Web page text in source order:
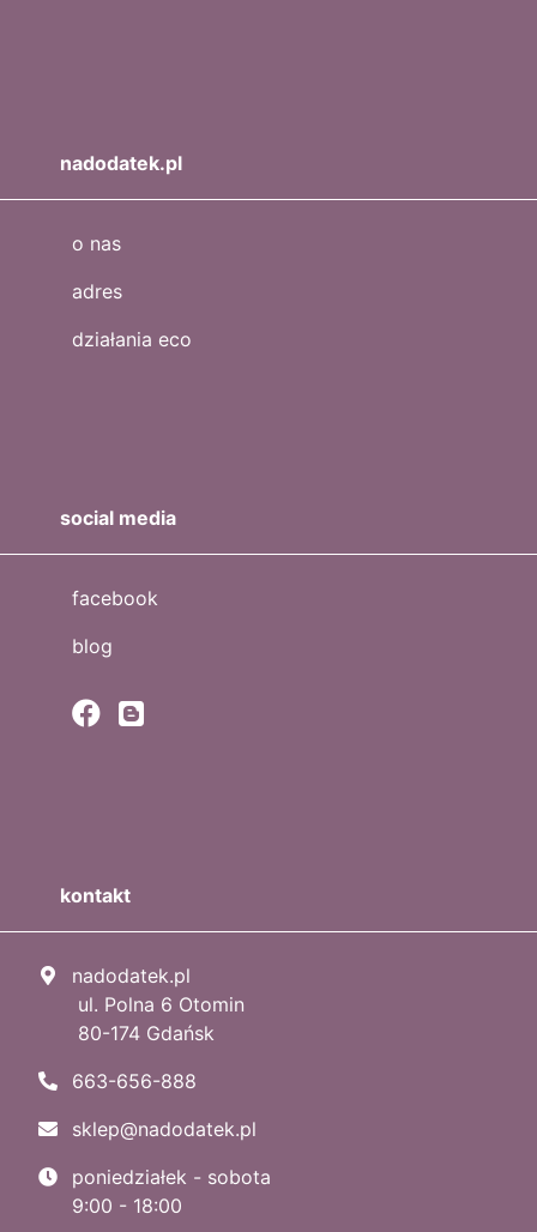
nadodatek.pl
o nas
adres
działania eco
social media
facebook
blog
kontakt
nadodatek.pl
ul. Polna 6 Otomin
80-174 Gdańsk
663-656-888
sklep@nadodatek.pl
poniedziałek - sobota
9:00 - 18:00